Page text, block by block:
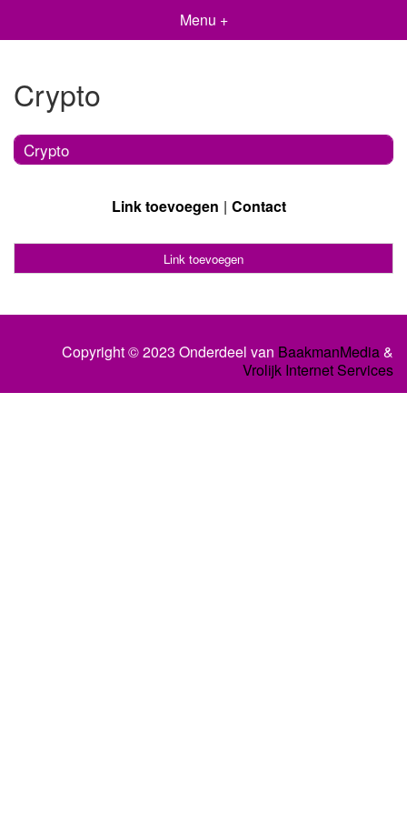
Menu +
Crypto
Crypto
Link toevoegen Contact
Link toevoegen
Copyright © 2023 Onderdeel van BaakmanMedia&
Vrolijk Internet Services